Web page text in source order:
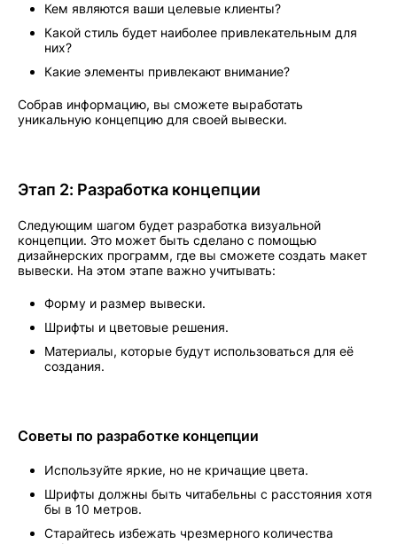
Кем являются ваши целевые клиенты?
Какой стиль будет наиболее привлекательным для
них?
Какие элементы привлекают внимание?
Собрав информацию, вы сможете выработать
уникальную концепцию для своей вывески.
Этап 2: Разработка концепции
Следующим шагом будет разработка визуальной
концепции. Это может быть сделано с помощью
дизайнерских программ, где вы сможете создать макет
вывески. На этом этапе важно учитывать:
Форму и размер вывески.
Шрифты и цветовые решения.
Материалы, которые будут использоваться для её
создания.
Советы по разработке концепции
Используйте яркие, но не кричащие цвета.
Шрифты должны быть читабельны с расстояния хотя
бы в 10 метров.
Старайтесь избежать чрезмерного количества